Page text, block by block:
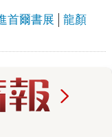
首爾書展 龍顏